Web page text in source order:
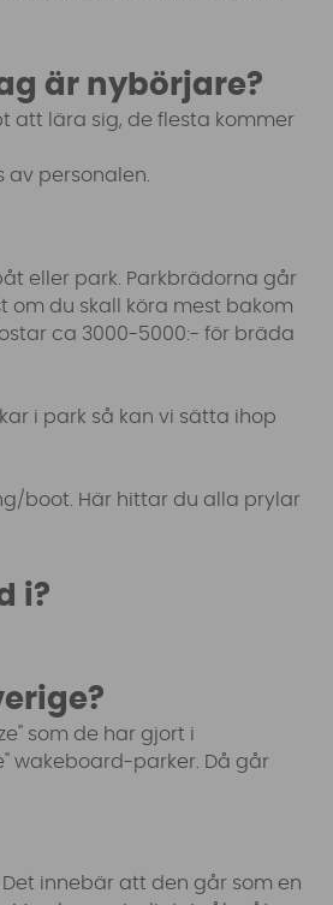
är nybörjare?
att lära sig, de flesta kommer
av personalen.
eller park. Parkbrädorna går
om du skall köra mest bakom
ca 3000-5000:- för bräda
i park så kan vi sätta ihop
boot. Här hittar du alla prylar
i?
som de har gjort i
wakeboard-parker. Då går
innebär att den går som en